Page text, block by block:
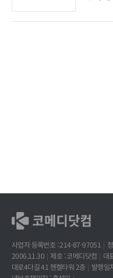
사업자 등록번호 : 214-87-97051
2006.11.30
제호 : 코메디닷컴 대
대로4다길 41 헨켈타워 2층
발행일